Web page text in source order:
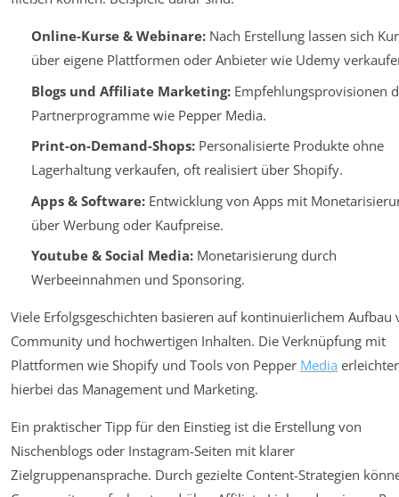
Online-Kurse & Webinare:Nach Erstellung lassen sich
über eigene Plattformen oder Anbieter wie Udemy
Blogs und Affiliate Marketing:Empfehlungsprovisionen
Partnerprogramme wie Pepper Media.
Print-on-Demand-Shops:Personalisierte Produkte ohne
Lagerhaltung verkaufen, oft realisiert über Shopify.
Apps & Software:Entwicklung von Apps mit
über Werbung oder Kaufpreise.
Youtube & Social Media:Monetarisierung durch
Werbeeinnahmen und Sponsoring.
Viele Erfolgsgeschichten basieren auf kontinuierlichem Aufbau
Community und hochwertigen Inhalten. Die Verknüpfung mit
Plattformen wie Shopify und Tools von Pepper Media
hierbei das Management und Marketing.
Ein praktischer Tipp für den Einstieg ist die Erstellung von
Nischenblogs oder Instagram-Seiten mit klarer
Zielgruppenansprache. Durch gezielte Content-Strategien